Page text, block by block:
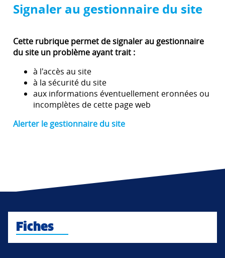
Signaler au gestionnaire du site
Cette rubrique permet de signaler au gestionnaire
du site un problème ayant trait :
à l'accès au site
à la sécurité du site
aux informations éventuellement eronnées ou
incomplètes de cette page web
Alerter le gestionnaire du site
Fiches